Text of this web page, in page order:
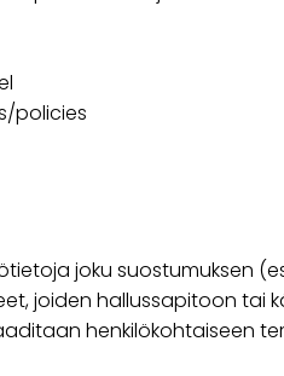
policies
joku suostumuksen
joiden hallussapitoon tai
henkilökohtaiseen